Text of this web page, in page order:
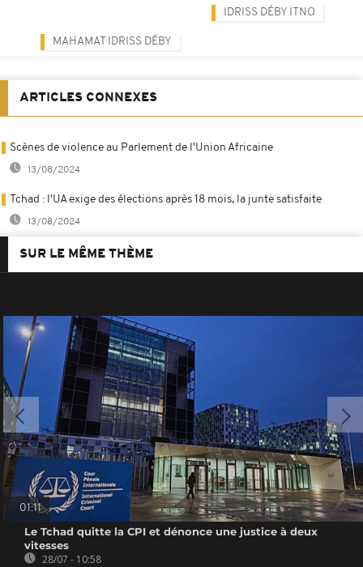
IDRISS DÉBY ITNO
MAHAMAT IDRISS DÉBY
ARTICLES CONNEXES
Scènes de violence au Parlement de l'Union Africaine
13/08/2024
Tchad : l'UA exige des élections après 18 mois, la junte satisfaite
13/08/2024
SUR LE MÊME THÈME
01:11
Le Tchad quitte la CPI et dénonce une justice à deux
vitesses
28/07 - 10:58